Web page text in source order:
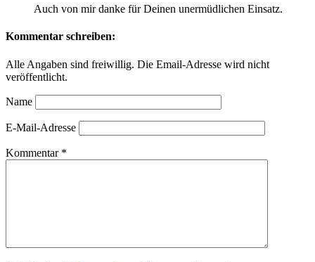
Auch von mir danke für Deinen unermüdlichen Einsatz.
Kommentar schreiben:
Alle Angaben sind freiwillig. Die Email-Adresse wird nicht
veröffentlicht.
Name
E-Mail-Adresse
Kommentar *